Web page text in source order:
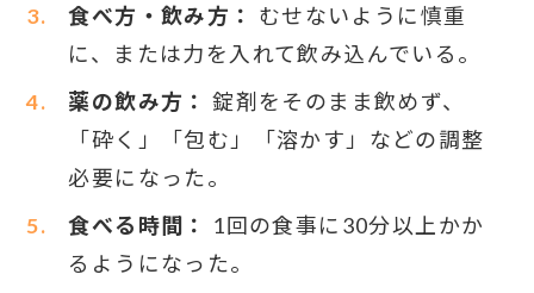
食べ方・飲み方：
むせないように慎重
に、または力を入れて飲み込んでいる。
薬の飲み方： 錠剤をそのまま飲めず、
「砕く」「包む」「溶かす」などの調整
必要になった。
食べる時間：
1回の食事に30分以上かか
るようになった。